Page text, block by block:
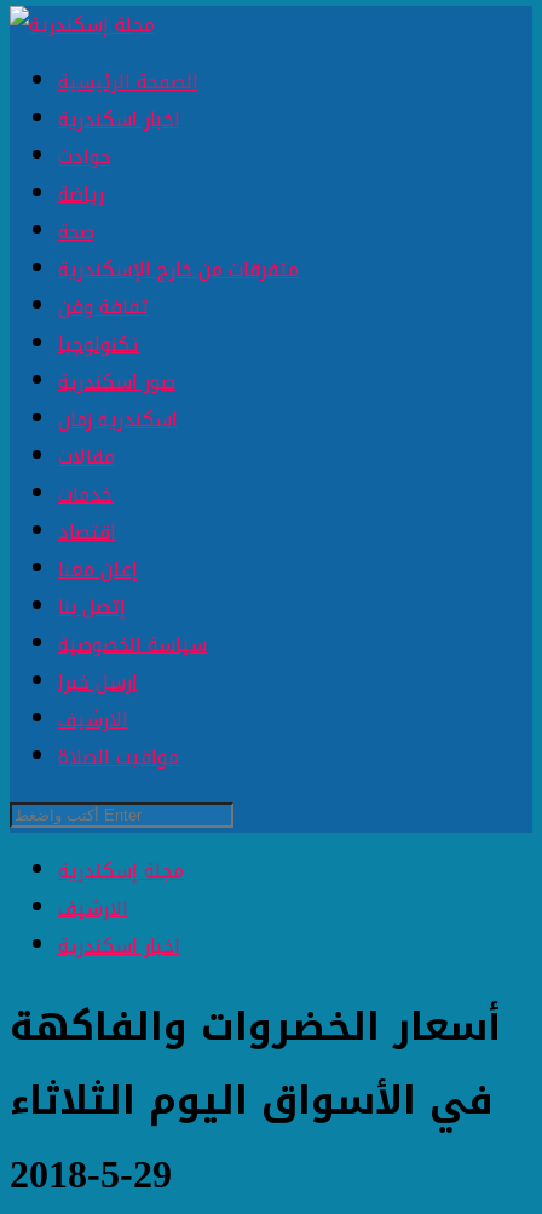
الصفحة الرئيسية
اخبار اسكندرية
حوادث
رياضة
صحة
متفرقات من خارج الإسكندرية
ثقافة وفن
تكنولوجيا
صور اسكندرية
اسكندرية زمان
مقالات
خدمات
اقتصاد
إعلن معنا
إتصل بنا
سياسة الخصوصية
ارسل خبرا
الارشيف
مواقيت الصلاة
مجلة إسكندرية
الارشيف
اخبار اسكندرية
أسعار الخضروات والفاكهة
في الأسواق اليوم الثلاثاء
29-5-2018